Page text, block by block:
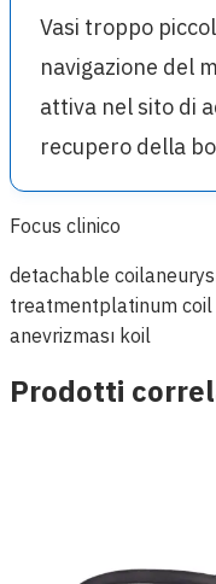
Vasi troppo
navigazione del
attiva nel sito di
recupero della
Focus clinico
detachable coil
treatmentplatinum
anevrizması koil
Prodotti